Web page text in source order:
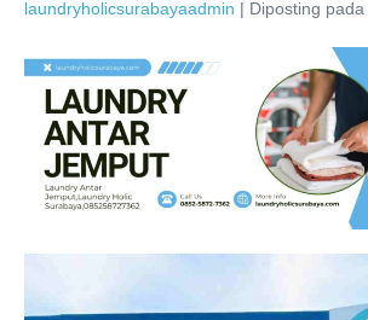
laundryholicsurabayaadmin | Diposting pada